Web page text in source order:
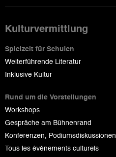
Kulturvermittlung
Spielzeit für Schulen
Weiterführende Literatur
Inklusive Kultur
Rund um die Vorstellungen
Workshops
Gespräche am Bühnenrand
Konferenzen, Podiumsdiskussionen
Tous les événements culturels